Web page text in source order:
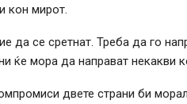
кон мирот.
да се сретнат. Треба да го
ќе мора да направат некакви
двете страни би